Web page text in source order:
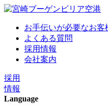
お手伝いが必要なお客
よくある質問
採用情報
会社案内
採用
情報
Language